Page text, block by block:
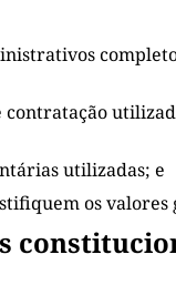
contratação
utilizadas; e
os valores